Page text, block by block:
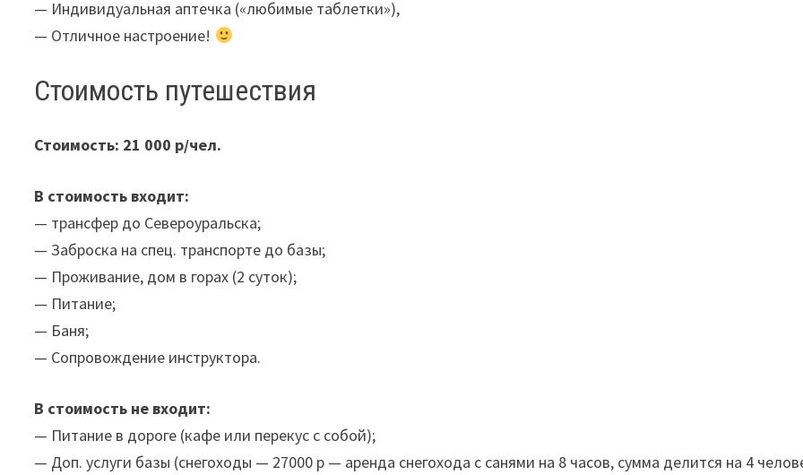
— Индивидуальная аптечка («любимые таблетки»),
— Отличное настроение!
Стоимость путешествия
Стоимость: 21 000 р/чел.
В стоимость входит:
— трансфер до Североуральска;
— Заброска на спец. транспорте до базы;
— Проживание, дом в горах (2 суток);
— Питание;
— Баня;
— Сопровождение инструктора.
В стоимость не входит:
— Питание в дороге (кафе или перекус с собой);
— Доп. услуги базы (снегоходы — 27000 р — аренда снегохода с санями на 8 часов, сумма делится на 4